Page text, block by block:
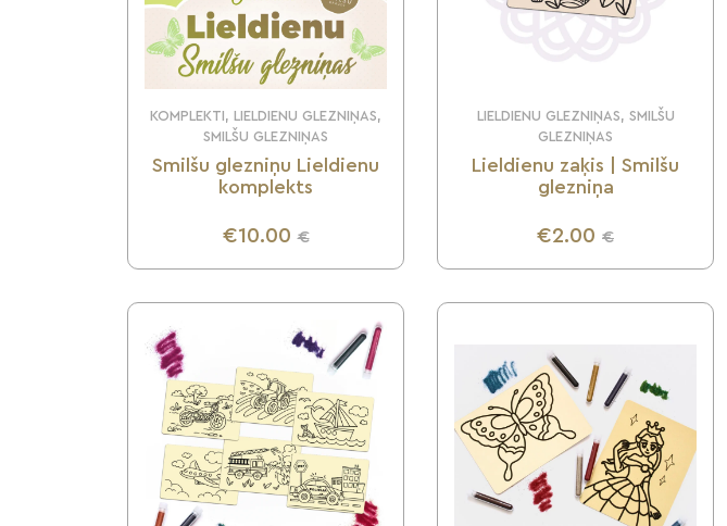
KOMPLEKTI, LIELDIENU GLEZNIŅAS,
SMILŠU GLEZNIŅAS
Smilšu glezniņu Lieldienu
komplekts
€10.00 €
UZZINI VAIRĀK
LIELDIENU GLEZNIŅAS, SMILŠU
GLEZNIŅAS
Lieldienu zaķis | Smilšu
glezniņa
€2.00 €
UZZINI VAIRĀK